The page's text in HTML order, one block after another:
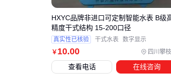
￥10.00 四川攀
HXYC品牌非进口可定制智能水表 B级
精度干式结构 15-200口径
真实性已核验 干式水表 数字显示
查看电话 在线咨询